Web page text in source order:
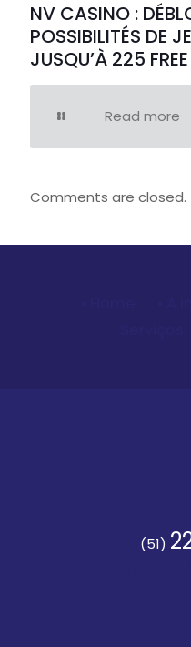
NV CASINO :
POSSIBILITÉS DE
JUSQU’À 225
Read more
Comments are closed.
(51)